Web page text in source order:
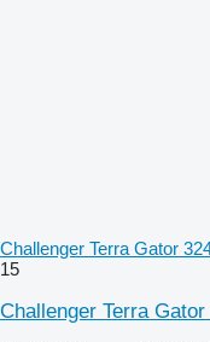
Challenger Terra Gator
15
Challenger Terra Gator